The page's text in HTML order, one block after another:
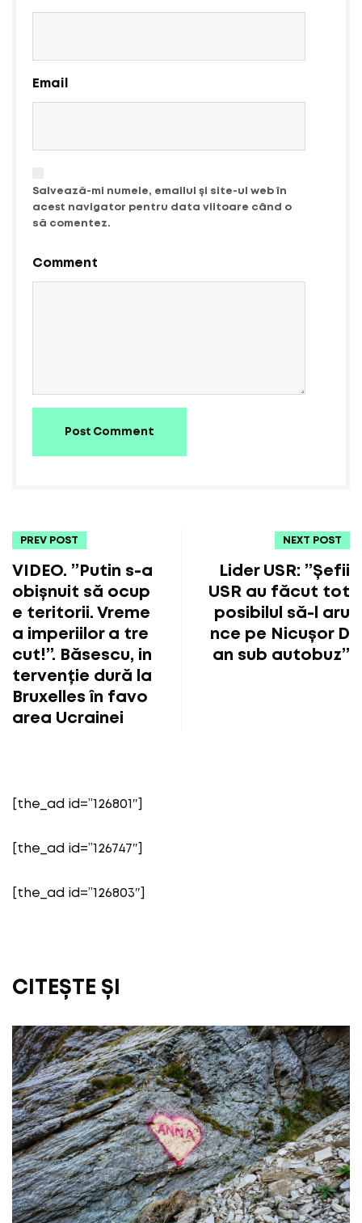
Email
Salvează-mi numele, emailul și site-ul web în
acest navigator pentru data viitoare când o
să comentez.
Comment
Post Comment
PREV POST
VIDEO. ”Putin s-a
obișnuit să ocup
e teritorii. Vreme
a imperiilor a tre
cut!”. Băsescu, in
tervenție dură la
Bruxelles în favo
area Ucrainei
NEXT POST
Lider USR: ”Șefii
USR au făcut tot
posibilul să-l aru
nce pe Nicușor D
an sub autobuz”
[the_ad id=”126801″]
[the_ad id=”126747″]
[the_ad id=”126803″]
CITEȘTE ȘI